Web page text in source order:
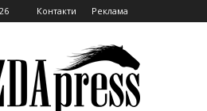
Контакти Реклама